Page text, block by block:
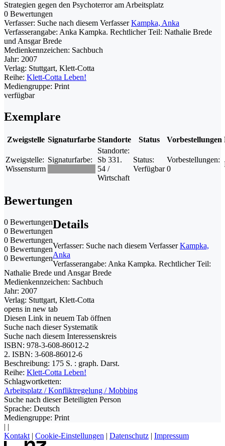
Strategien gegen den Psychoterror am Arbeitsplatz
0 Bewertungen
Verfasser: Suche nach diesem Verfasser Kampka, Anka
Verfasserangabe: Anka Kampka. Rechtlicher Teil: Nathalie Brede
und Ansgar Brede
Medienkennzeichen: Sachbuch
Jahr: 2007
Verlag: Stuttgart, Klett-Cotta
Reihe: Klett-Cotta Leben!
Mediengruppe: Print
verfügbar
Exemplare
Zweigstelle Signaturfarbe Standorte Status Vorbestellungen
Zweigstelle:
Wissensturm
Signaturfarbe:
Standorte:
Sb 331.
54 /
Wirtschaft
Status:
Verfügbar
Vorbestellungen:
0
Bewertungen
0 Bewertungen
0 Bewertungen
0 Bewertungen
0 Bewertungen
0 Bewertungen
Details
Verfasser: Suche nach diesem Verfasser Kampka,
Anka
Verfasserangabe: Anka Kampka. Rechtlicher Teil:
Nathalie Brede und Ansgar Brede
Medienkennzeichen: Sachbuch
Jahr: 2007
Verlag: Stuttgart, Klett-Cotta
opens in new tab
Diesen Link in neuem Tab öffnen
Suche nach dieser Systematik
Suche nach diesem Interessenskreis
ISBN: 978-3-608-86012-2
2. ISBN: 3-608-86012-6
Beschreibung: 175 S. : graph. Darst.
Reihe: Klett-Cotta Leben!
Schlagwortketten:
Arbeitsplatz / Konfliktregelung / Mobbing
Suche nach dieser Beteiligten Person
Sprache: Deutsch
Mediengruppe: Print
| |
Kontakt | Cookie-Einstellungen | Datenschutz | Impressum